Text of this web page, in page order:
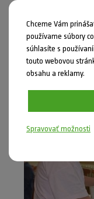
Chceme Vám
používame súbory
súhlasíte s
touto webovou
obsahu a reklamy.
Spravovať možnosti